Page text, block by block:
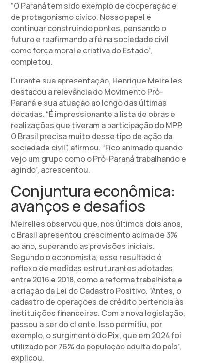
“O Paraná tem sido exemplo de cooperação e
de protagonismo cívico. Nosso papel é
continuar construindo pontes, pensando o
futuro e reafirmando a fé na sociedade civil
como força moral e criativa do Estado”,
completou.
Durante sua apresentação, Henrique Meirelles
destacou a relevância do Movimento Pró-
Paraná e sua atuação ao longo das últimas
décadas. “É impressionante a lista de obras e
realizações que tiveram a participação do MPP.
O Brasil precisa muito desse tipo de ação da
sociedade civil”, afirmou. “Fico animado quando
vejo um grupo como o Pró-Paraná trabalhando e
agindo”, acrescentou.
Conjuntura econômica:
avanços e desafios
Meirelles observou que, nos últimos dois anos,
o Brasil apresentou crescimento acima de 3%
ao ano, superando as previsões iniciais.
Segundo o economista, esse resultado é
reflexo de medidas estruturantes adotadas
entre 2016 e 2018, como a reforma trabalhista e
a criação da Lei do Cadastro Positivo. “Antes, o
cadastro de operações de crédito pertencia às
instituições financeiras. Com a nova legislação,
passou a ser do cliente. Isso permitiu, por
exemplo, o surgimento do Pix, que em 2024 foi
utilizado por 76% da população adulta do país”,
explicou.